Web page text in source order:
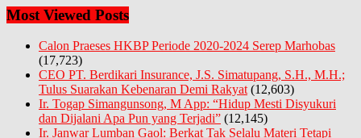
Most Viewed Posts
Calon Praeses HKBP Periode 2020-2024 Serep Marhobas
(17,723)
CEO PT. Berdikari Insurance, J.S. Simatupang, S.H., M.H.;
Tulus Suarakan Kebenaran Demi Rakyat (12,603)
Ir. Togap Simangunsong, M App: “Hidup Mesti Disyukuri
dan Dijalani Apa Pun yang Terjadi” (12,145)
Ir. Janwar Lumban Gaol: Berkat Tak Selalu Materi Tetapi